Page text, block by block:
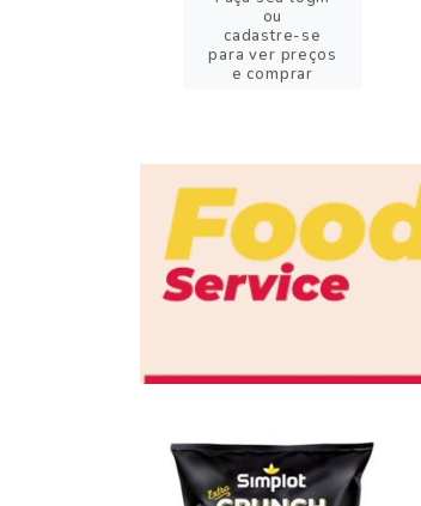
ou
cadastre-se
para ver preços
e comprar